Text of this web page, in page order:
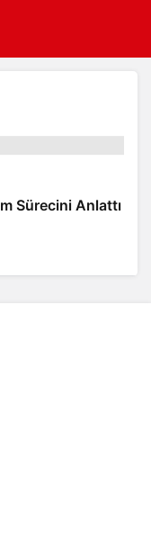
Sürecini Anlattı